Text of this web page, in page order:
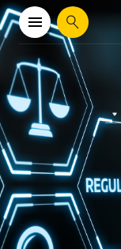
يبحث